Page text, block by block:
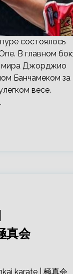
состоялось
В главном
мира Джорджио
Банчамеком за
весе.
真会